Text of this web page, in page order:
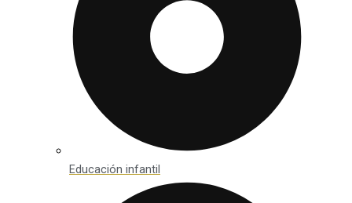
Educación infantil